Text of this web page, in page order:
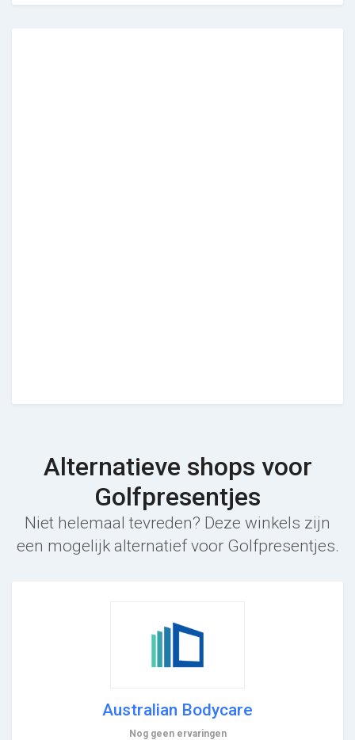
Alternatieve shops voor
Golfpresentjes
Niet helemaal tevreden? Deze winkels zijn
een mogelijk alternatief voor Golfpresentjes.
Australian Bodycare
Nog geen ervaringen